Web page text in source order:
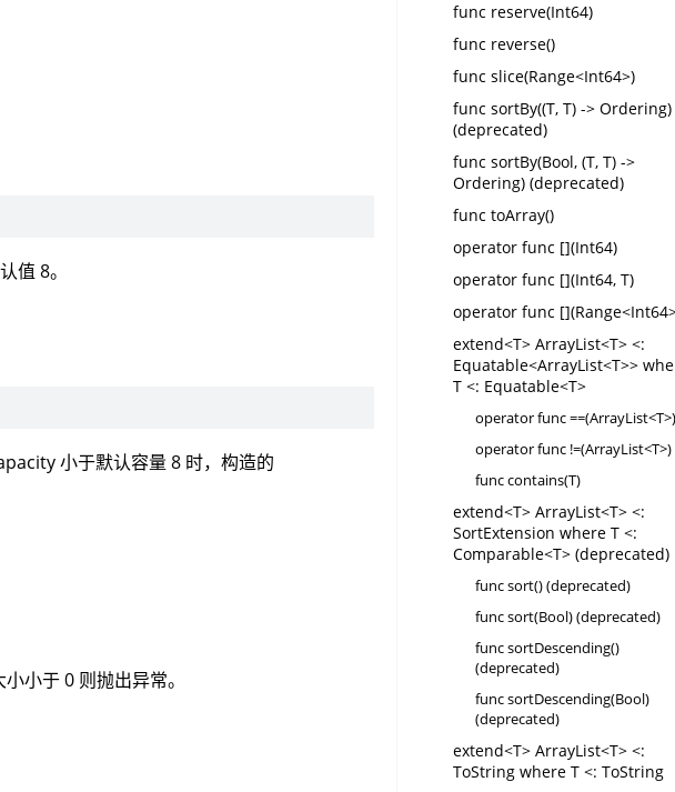
值 8。
小于默认容量 8 时，构造的
小于 0 则抛出异常。
func reserve(Int64)
func reverse()
func slice(Range<Int64>)
func sortBy((T, T) -> Ordering)
(deprecated)
func sortBy(Bool, (T, T) ->
Ordering) (deprecated)
func toArray()
operator func [](Int64)
operator func [](Int64, T)
operator func
extend<T> ArrayList<T> <:
Equatable<ArrayList<T>>
T <: Equatable<T>
operator func ==(ArrayList<T>)
operator func !=(ArrayList<T>)
func contains(T)
extend<T> ArrayList<T> <:
SortExtension where T <:
Comparable<T> (deprecated)
func sort() (deprecated)
func sort(Bool) (deprecated)
func sortDescending()
(deprecated)
func sortDescending(Bool)
(deprecated)
extend<T> ArrayList<T> <:
ToString where T <: ToString